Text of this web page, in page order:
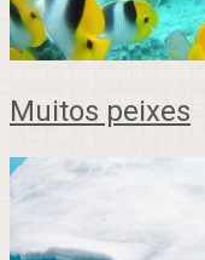
Muitos peixes